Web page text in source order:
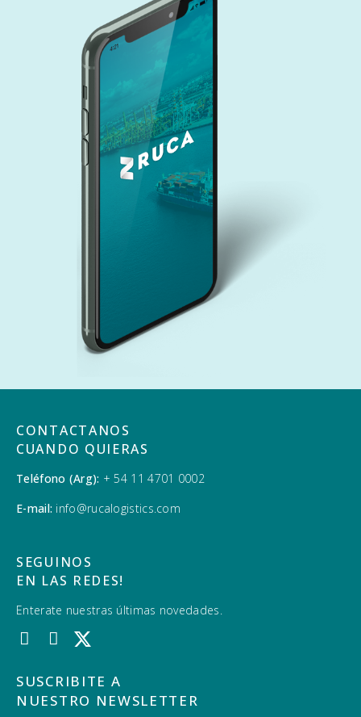
CONTACTANOS
CUANDO QUIERAS
Teléfono (Arg): + 54 11 4701 0002
E-mail: info@rucalogistics.com
SEGUINOS
EN LAS REDES!
Enterate nuestras últimas novedades.
SUSCRIBITE A
NUESTRO NEWSLETTER